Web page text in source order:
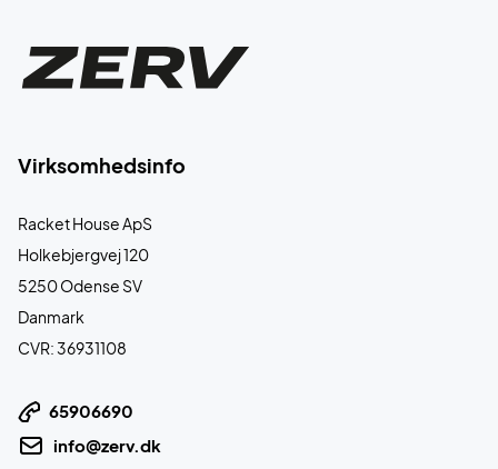
Virksomhedsinfo
Racket House ApS
Holkebjergvej 120
5250 Odense SV
Danmark
CVR: 36931108
65906690
info@zerv.dk